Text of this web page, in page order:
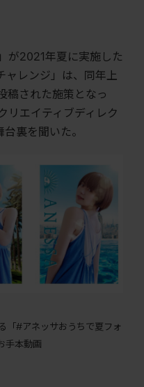
が2021年夏に実施した
ャレンジ」は、同年上
稿された施策となっ
リエイティブディレク
裏を聞いた。
「#アネッサおうちで夏フォ
手本動画